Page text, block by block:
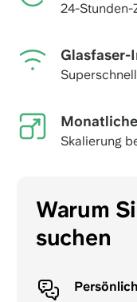
24-Stunden-
Glasfaser-
Skalierung
Warum
suchen